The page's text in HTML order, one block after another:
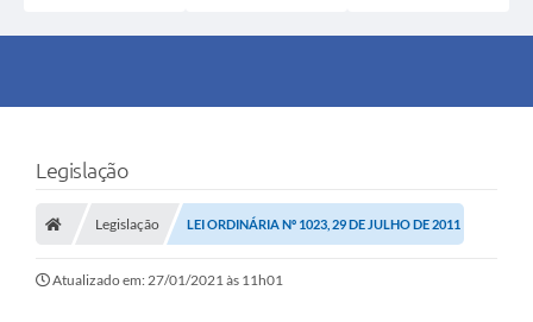
Legislação
Legislação LEI ORDINÁRIA Nº 1023, 29 DE JULHO DE 2011
Atualizado em: 27/01/2021 às 11h01